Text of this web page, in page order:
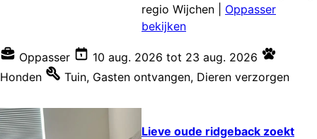
regio Wijchen
Oppasser
bekijken
Oppasser 10 aug. 2026 tot 23 aug. 2026
Honden
Tuin, Gasten ontvangen, Dieren verzorgen
Lieve oude ridgeback zoekt